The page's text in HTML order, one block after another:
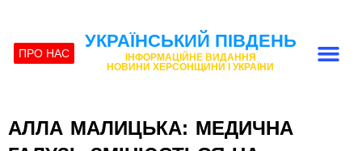
ПРО НАС
УКРАЇНСЬКИЙ ПІВДЕНЬ
ІНФОРМАЦІЙНЕ ВИДАННЯ
НОВИНИ ХЕРСОНЩИНИ І УКРАЇНИ
АЛЛА МАЛИЦЬКА: МЕДИЧНА